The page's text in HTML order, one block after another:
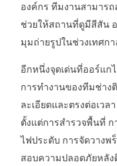
องค์กร ทีมงานสามาร
ช่วยให้สถานที่ดูมีสีสัน
มุมถ่ายรูปในช่วงเทศก
อีกหนึ่งจุดเด่นที่ออร์แก
การทำงานของทีมช่าง
ละเอียดและตรงต่อเว
ตั้งแต่การสำรวจพื้นที่
ไฟประดับ การจัดวางพ
สอบความปลอดภัยหลัง